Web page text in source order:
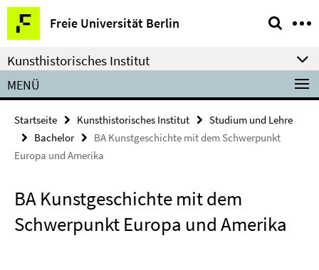
Springe
direkt
zu
Inhalt
Freie Universität Berlin
Service-
Navigation
Kunsthistorisches Institut
MENÜ
Startseite Kunsthistorisches Institut
Studium und Lehre
Bachelor
BA Kunstgeschichte mit dem Schwerpunkt
Europa und Amerika
BA Kunstgeschichte mit dem
Schwerpunkt Europa und Amerika